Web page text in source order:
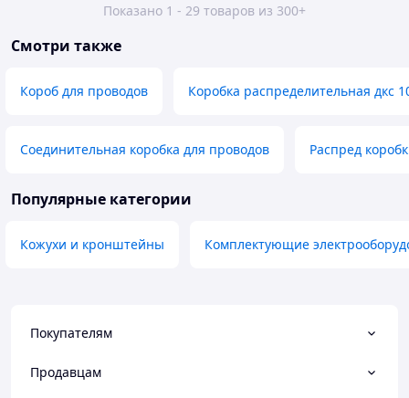
Показано 1 - 29 товаров из 300+
Смотри также
Короб для проводов Коробка распределительная дкс
Соединительная коробка для проводов Распред
Популярные категории
Кожухи и кронштейны Комплектующие
Покупателям
Продавцам